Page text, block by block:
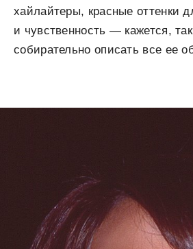
хайлайтеры, красные оттенки
и чувственность — кажется,
собирательно описать все ее